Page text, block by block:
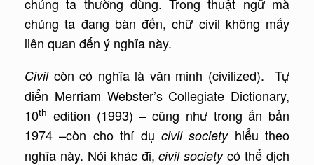
chúng ta đang bàn đến, chữ civil không mấy
liên quan đến ý nghĩa này.
Civil còn có nghĩa là văn minh (civilized). Tự
điển Merriam Webster’s Collegiate Dictionary,
10th edition (1993) – cũng như trong ấn bản
1974 –còn cho thí dụ civil societyhiểu theo
nghĩa này. Nói khác đi,civil societycó thể dịch